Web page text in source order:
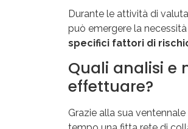
Durante le attività di
può emergere la
specifici fattori di
Quali analisi e
effettuare?
Grazie alla sua